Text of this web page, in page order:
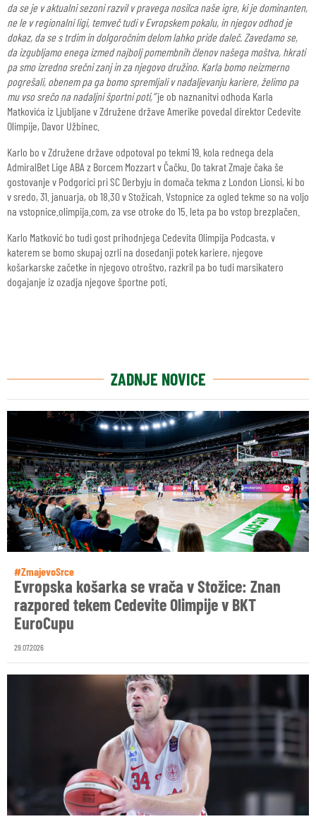
da se je v aktualni sezoni razvil v pravega nosilca naše igre, ki je dominanten,
ne le v regionalni ligi, temveč tudi v Evropskem pokalu, in njegov odhod je
dokaz, da se s trdim in dolgoročnim delom lahko pride daleč. Zavedamo se,
da izgubljamo enega izmed najbolj pomembnih členov našega moštva, hkrati
pa smo izredno srečni zanj in za njegovo družino. Karla bomo neizmerno
pogrešali, obenem pa ga bomo spremljali v nadaljevanju kariere, želimo pa
mu vso srečo na nadaljni športni poti,”je ob naznanitvi odhoda Karla
Matkovića iz Ljubljane v Združene države Amerike povedal direktor Cedevite
Olimpije, Davor Užbinec.
Karlo bo v Združene države odpotoval po tekmi 19. kola rednega dela
AdmiralBet Lige ABA z Borcem Mozzart v Čačku. Do takrat Zmaje čaka še
gostovanje v Podgorici pri SC Derbyju in domača tekma z London Lionsi, ki bo
v sredo, 31. januarja, ob 18.30 v Stožicah. Vstopnice za ogled tekme so na voljo
na vstopnice.olimpija.com, za vse otroke do 15. leta pa bo vstop brezplačen.
Karlo Matković bo tudi gost prihodnjega Cedevita Olimpija Podcasta, v
katerem se bomo skupaj ozrli na dosedanji potek kariere, njegove
košarkarske začetke in njegovo otroštvo, razkril pa bo tudi marsikatero
dogajanje iz ozadja njegove športne poti.
ZADNJE NOVICE
#ZmajevoSrce
Evropska košarka se vrača v Stožice: Znan
razpored tekem Cedevite Olimpije v BKT
EuroCupu
29.07.2026